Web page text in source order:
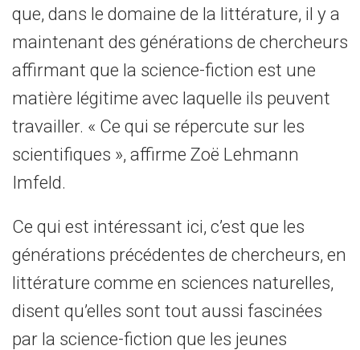
que, dans le domaine de la littérature, il y a
maintenant des générations de chercheurs
affirmant que la science-fiction est une
matière légitime avec laquelle ils peuvent
travailler. « Ce qui se répercute sur les
scientifiques », affirme Zoë Lehmann
Imfeld.
Ce qui est intéressant ici, c’est que les
générations précédentes de chercheurs, en
littérature comme en sciences naturelles,
disent qu’elles sont tout aussi fascinées
par la science-fiction que les jeunes